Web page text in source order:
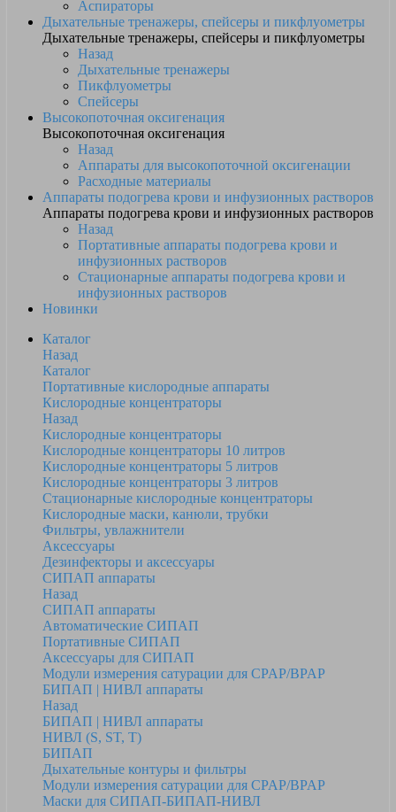
Аспираторы
Дыхательные тренажеры, спейсеры и пикфлуометры
Дыхательные тренажеры, спейсеры и пикфлуометры
Назад
Дыхательные тренажеры
Пикфлуометры
Спейсеры
Высокопоточная оксигенация
Высокопоточная оксигенация
Назад
Аппараты для высокопоточной оксигенации
Расходные материалы
Аппараты подогрева крови и инфузионных растворов
Аппараты подогрева крови и инфузионных растворов
Назад
Портативные аппараты подогрева крови и
инфузионных растворов
Стационарные аппараты подогрева крови и
инфузионных растворов
Новинки
Каталог
Назад
Каталог
Портативные кислородные аппараты
Кислородные концентраторы
Назад
Кислородные концентраторы
Кислородные концентраторы 10 литров
Кислородные концентраторы 5 литров
Кислородные концентраторы 3 литров
Стационарные кислородные концентраторы
Кислородные маски, канюли, трубки
Фильтры, увлажнители
Аксессуары
Дезинфекторы и аксессуары
СИПАП аппараты
Назад
СИПАП аппараты
Автоматические СИПАП
Портативные СИПАП
Аксессуары для СИПАП
Модули измерения сатурации для CPAP/BPAP
БИПАП | НИВЛ аппараты
Назад
БИПАП | НИВЛ аппараты
НИВЛ (S, ST, T)
БИПАП
Дыхательные контуры и фильтры
Модули измерения сатурации для CPAP/BPAP
Маски для СИПАП-БИПАП-НИВЛ